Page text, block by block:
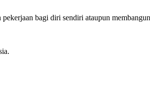
bagi diri sendiri ataupun